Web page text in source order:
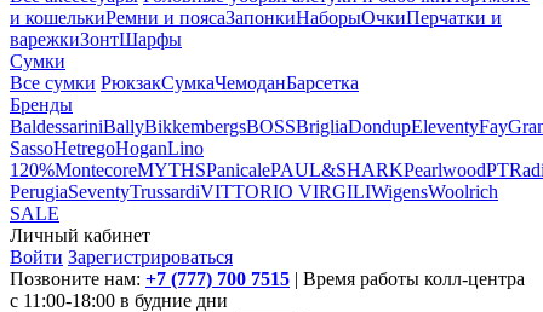
и кошелькиРемни и поясаЗапонкиНаборыОчкиПерчатки и
варежкиЗонтШарфы
Сумки
Все сумки РюкзакСумкаЧемоданБарсетка
Бренды
BaldessariniBallyBikkembergsBOSSBrigliaDondupEleventyFay
SassoHetregoHoganLino
120%MontecoreMYTHSPanicalePAUL&SHARKPearlwoodPT
PerugiaSeventyTrussardiVITTORIO VIRGILIWigensWoolrich
SALE
Личный кабинет
Войти Зарегистрироваться
Позвоните нам: +7 (777) 700 7515 | Время работы колл-центра
с 11:00-18:00 в будние дни